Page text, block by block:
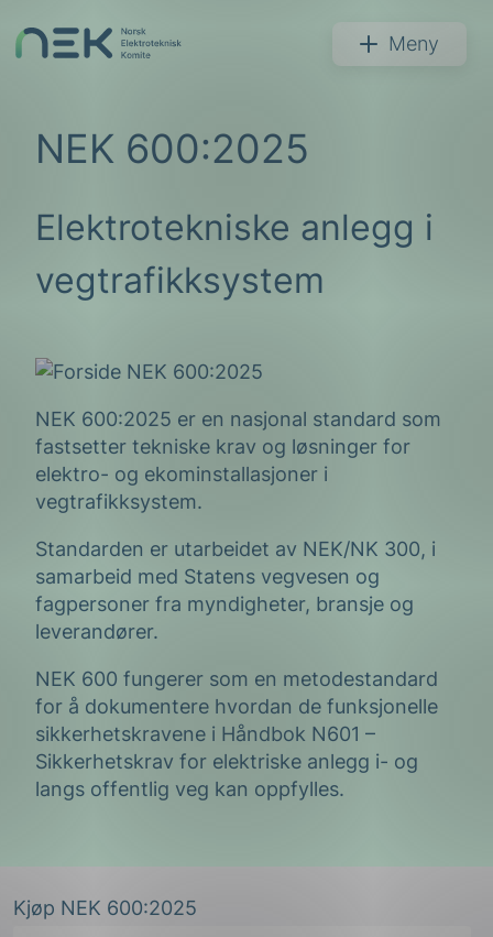
NEK Meny
Søk
NEK 600:2025
Elektrotekniske anlegg i
vegtrafikksystem
NEK 600:2025 er en nasjonal standard som
fastsetter tekniske krav og løsninger for
elektro- og ekominstallasjoner i
vegtrafikksystem.
Standarden er utarbeidet av NEK/NK 300, i
samarbeid med Statens vegvesen og
fagpersoner fra myndigheter, bransje og
leverandører.
NEK 600 fungerer som en metodestandard
for å dokumentere hvordan de funksjonelle
sikkerhetskravene i Håndbok N601 –
Sikkerhetskrav for elektriske anlegg i- og
langs offentlig veg kan oppfylles.
Kjøp NEK 600:2025